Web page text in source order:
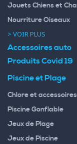
Jouets Chiens et
Nourriture Oiseaux
> VOIR PLUS
Accessoires auto
Produits Covid 19
Piscine et Plage
Chlore et
Piscine Gonflable
Jeux de Plage
Jeux de Piscine